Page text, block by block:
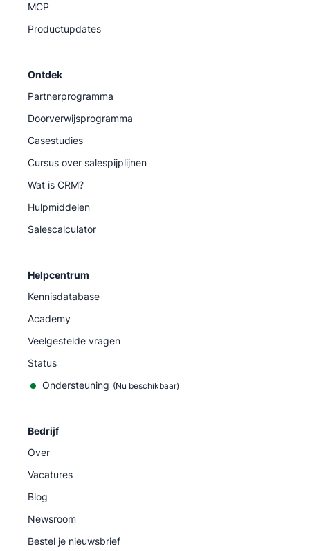
MCP
Productupdates
Ontdek
Partnerprogramma
Doorverwijsprogramma
Casestudies
Cursus over salespijplijnen
Wat is CRM?
Hulpmiddelen
Salescalculator
Helpcentrum
Kennisdatabase
Academy
Veelgestelde vragen
Status
Ondersteuning (Nu beschikbaar)
Bedrijf
Over
Vacatures
Blog
Newsroom
Bestel je nieuwsbrief